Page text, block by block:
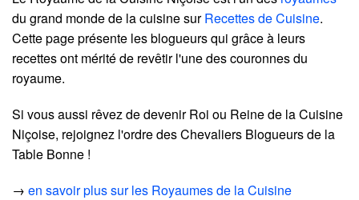
du grand monde de la cuisine surRecettes de Cuisine.
Cette page présente les blogueurs qui grâce à leurs
recettes ont mérité de revêtir l'une des couronnes du
royaume.
Si vous aussi rêvez de devenir Roi ou Reine de la Cuisine
Niçoise, rejoignez l'ordre des Chevaliers Blogueurs de la
Table Bonne !
→ en savoir plus sur les Royaumes de la Cuisine